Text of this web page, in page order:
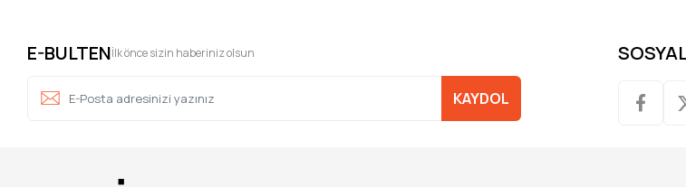
E-BULTENİlk önce sizin haberiniz olsun
KAYDOL